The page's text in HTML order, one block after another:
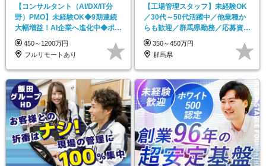
【コンサルタント（AI/DX/IT分
野）PMO】未経験OK◆9期連続
大幅増益！AI企業へ進化中◆ポジ
ション多数
450～1200万円
フルリモートあり
【工場管理スタッフ】未経験OK
／30代～50代活躍中／他業種か
らも歓迎／群馬県勤務／応募資格
該当者は全員面接
350～450万円
群馬県